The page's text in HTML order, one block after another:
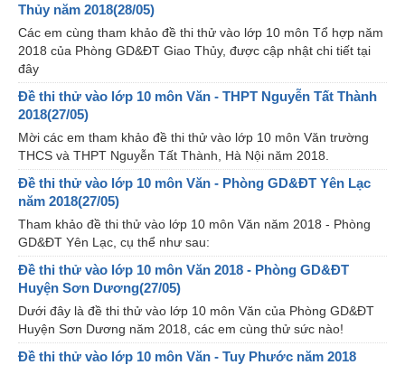
Thủy năm 2018(28/05)
Các em cùng tham khảo đề thi thử vào lớp 10 môn Tổ hợp năm
2018 của Phòng GD&ĐT Giao Thủy, được cập nhật chi tiết tại
đây
Đề thi thử vào lớp 10 môn Văn - THPT Nguyễn Tất Thành
2018(27/05)
Mời các em tham khảo đề thi thử vào lớp 10 môn Văn trường
THCS và THPT Nguyễn Tất Thành, Hà Nội năm 2018.
Đề thi thử vào lớp 10 môn Văn - Phòng GD&ĐT Yên Lạc
năm 2018(27/05)
Tham khảo đề thi thử vào lớp 10 môn Văn năm 2018 - Phòng
GD&ĐT Yên Lạc, cụ thể như sau:
Đề thi thử vào lớp 10 môn Văn 2018 - Phòng GD&ĐT
Huyện Sơn Dương(27/05)
Dưới đây là đề thi thử vào lớp 10 môn Văn của Phòng GD&ĐT
Huyện Sơn Dương năm 2018, các em cùng thử sức nào!
Đề thi thử vào lớp 10 môn Văn - Tuy Phước năm 2018